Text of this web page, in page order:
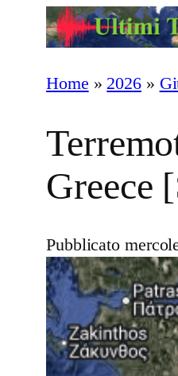
Home » 2026»
Greece
Pubblicato